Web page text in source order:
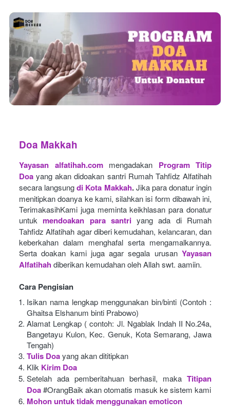
Doa Makkah
Yayasan alfatihah.com mengadakan
Program Titip
Doa yang akan didoakan santri Rumah Tahfidz Alfatihah
secara langsung di Kota Makkah. Jika para donatur ingin
menitipkan doanya ke kami, silahkan isi form dibawah ini,
TerimakasihKami juga meminta keikhlasan para donatur
untuk mendoakan para santri yang ada di Rumah
Tahfidz Alfatihah agar diberi kemudahan, kelancaran, dan
keberkahan dalam menghafal serta mengamalkannya.
Serta doakan kami juga agar segala urusan Yayasan
Alfatihah diberikan kemudahan oleh Allah swt. aamiin.
Cara Pengisian
Isikan nama lengkap menggunakan bin/binti (Contoh :
Ghaitsa Elshanum binti Prabowo)
Alamat Lengkap ( contoh: Jl. Ngablak Indah II No.24a,
Bangetayu Kulon, Kec. Genuk, Kota Semarang, Jawa
Tengah)
Tulis Doayang akan dititipkan
Klik Kirim Doa
Setelah ada pemberitahuan berhasil, maka Titipan
Doa#OrangBaik akan otomatis masuk ke sistem kami
Mohon untuk tidak menggunakan emoticon